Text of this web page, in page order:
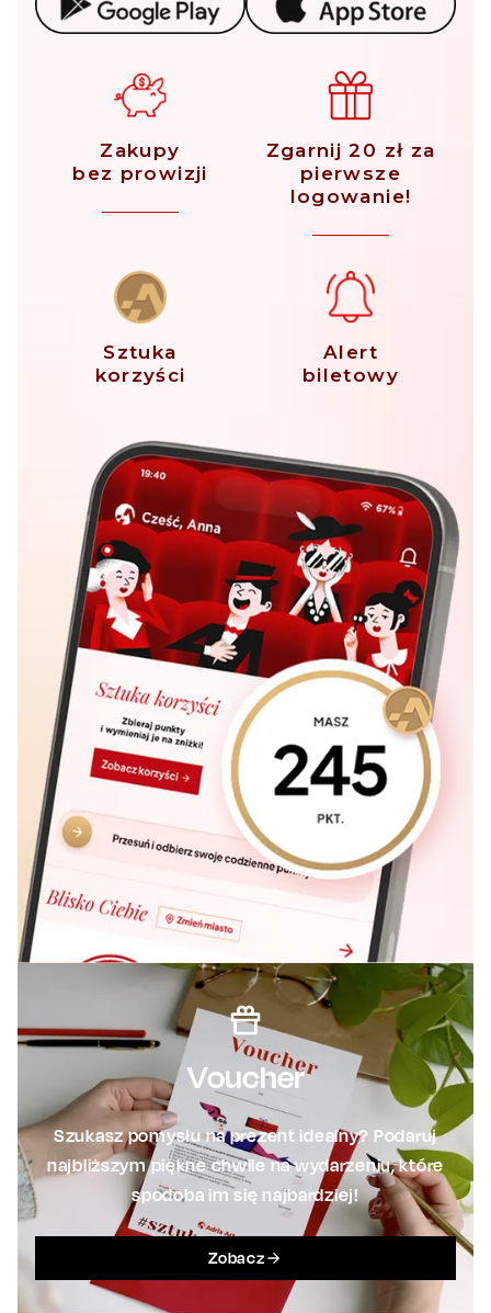
Zakupy
bez prowizji
Zgarnij 20 zł za
pierwsze
logowanie!
Sztuka
korzyści
Alert
biletowy
Voucher
Szukasz pomysłu na prezent idealny? Podaruj
najbliższym piękne chwile na wydarzeniu, które
spodoba im się najbardziej!
Zobacz